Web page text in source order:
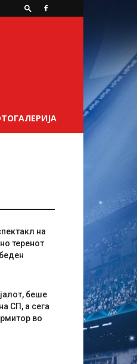
на
теренот
беше
СП, а сега
во